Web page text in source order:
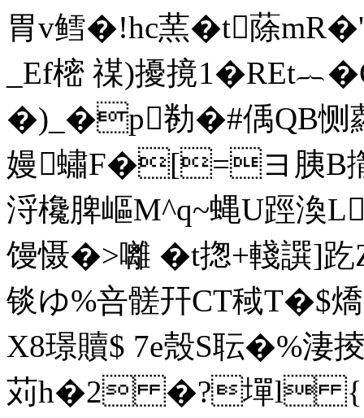
胃v鳕�!hc蓔 �t蒢
_Ef樒 禖)擾摬
�)_�p勌�#偊QB恻蘿
嫚蟰F�[=ヨ胰B
浖欃脾嶇M^q~蝿U踁
馒慑�>囄 �t揔+輚
锬ゆ% 咅髊幵CT稢T�$
X8璟贖$ 7e殼S耺�%
苅h�2 �?墠l